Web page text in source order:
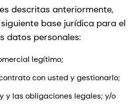
descritas anteriormente,
base jurídica para el
datos personales:
legítimo;
con usted y gestionarlo;
y las obligaciones legales; y/o